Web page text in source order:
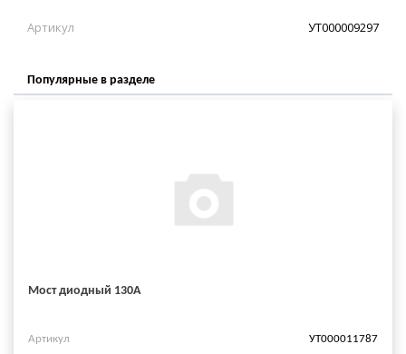
Артикул УТ000009297
Популярные в разделе
Мост диодный 130А
Артикул УТ000011787